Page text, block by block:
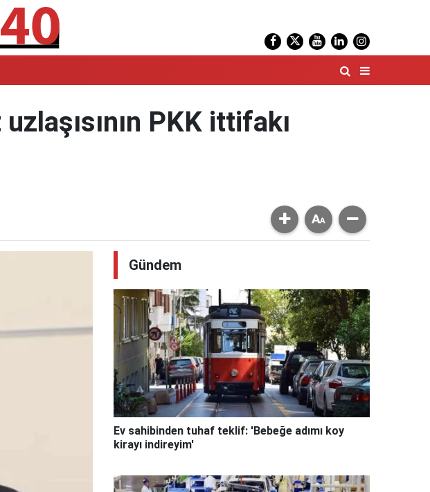
PKK ittifakı
Gündem
Ev sahibinden tuhaf teklif: 'Bebeğe adımı koy
kirayı indireyim'